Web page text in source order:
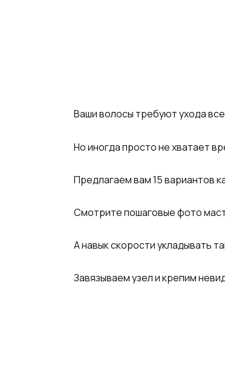
Ваши волосы требуют ухода
Но иногда просто не хватает
Предлагаем вам 15 вариантов
Смотрите пошаговые фото
А навык скорости укладывать
Завязываем узел и крепим